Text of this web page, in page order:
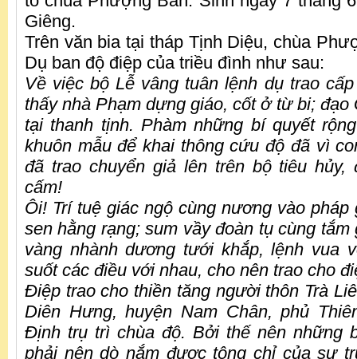
Giêng.
Trên văn bia tại tháp Tịnh Diệu, chùa
Dụ ban độ điệp của triều đình như sau:
Về việc bộ Lễ vâng tuân lệnh dụ trao
thấy nhà Phạm dựng giáo, cốt ở từ bi;
tại thanh tịnh. Phàm những bí quyết
khuôn mẫu để khai thông cứu độ đã vì
đã trao chuyển giả lên trên bộ tiêu hủy,
cấm!
Ôi! Trí tuệ giác ngộ cùng nương vào
sen hằng rạng; sum vầy đoàn tụ cùng
vàng nhành dương tưới khắp, lệnh vua
suốt các điều với nhau, cho nên trao cho
Điệp trao cho thiền tăng người thôn Trà
Diên Hưng, huyện Nam Chân, phủ
Định trụ trì chùa độ. Bởi thế nên những
phải nên dò nắm được tông chỉ của sự